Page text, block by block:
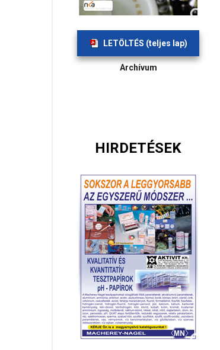
LETÖLTÉS (teljes lap)
Archívum
HIRDETÉSEK